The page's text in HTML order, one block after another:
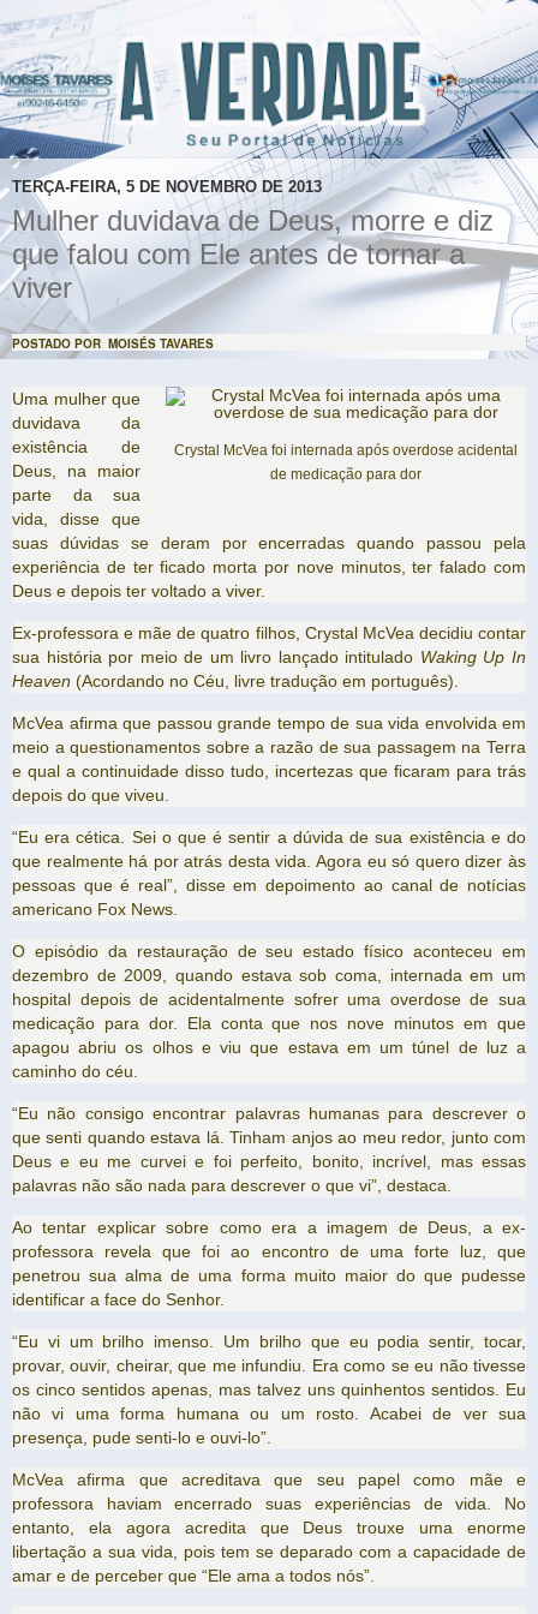
TERÇA-FEIRA, 5 DE NOVEMBRO DE 2013
Mulher duvidava de Deus, morre e diz
que falou com Ele antes de tornar a
viver
POSTADO POR MOISÉS TAVARES
Crystal McVea foi internada após overdose acidental
de medicação para dor
Uma mulher que
duvidava da
existência de
Deus, na maior
parte da sua
vida, disse que
suas dúvidas se deram por encerradas quando passou pela
experiência de ter ficado morta por nove minutos, ter falado com
Deus e depois ter voltado a viver.
Ex-professora e mãe de quatro filhos, Crystal McVea decidiu contar
sua história por meio de um livro lançado intitulado Waking Up In
Heaven (Acordando no Céu, livre tradução em português).
McVea afirma que passou grande tempo de sua vida envolvida em
meio a questionamentos sobre a razão de sua passagem na Terra
e qual a continuidade disso tudo, incertezas que ficaram para trás
depois do que viveu.
“Eu era cética. Sei o que é sentir a dúvida de sua existência e do
que realmente há por atrás desta vida. Agora eu só quero dizer às
pessoas que é real”, disse em depoimento ao canal de notícias
americano Fox News.
O episódio da restauração de seu estado físico aconteceu em
dezembro de 2009, quando estava sob coma, internada em um
hospital depois de acidentalmente sofrer uma overdose de sua
medicação para dor. Ela conta que nos nove minutos em que
apagou abriu os olhos e viu que estava em um túnel de luz a
caminho do céu.
“Eu não consigo encontrar palavras humanas para descrever o
que senti quando estava lá. Tinham anjos ao meu redor, junto com
Deus e eu me curvei e foi perfeito, bonito, incrível, mas essas
palavras não são nada para descrever o que vi”, destaca.
Ao tentar explicar sobre como era a imagem de Deus, a ex-
professora revela que foi ao encontro de uma forte luz, que
penetrou sua alma de uma forma muito maior do que pudesse
identificar a face do Senhor.
“Eu vi um brilho imenso. Um brilho que eu podia sentir, tocar,
provar, ouvir, cheirar, que me infundiu. Era como se eu não tivesse
os cinco sentidos apenas, mas talvez uns quinhentos sentidos. Eu
não vi uma forma humana ou um rosto. Acabei de ver sua
presença, pude senti-lo e ouvi-lo”.
McVea afirma que acreditava que seu papel como mãe e
professora haviam encerrado suas experiências de vida. No
entanto, ela agora acredita que Deus trouxe uma enorme
libertação a sua vida, pois tem se deparado com a capacidade de
amar e de perceber que “Ele ama a todos nós”.